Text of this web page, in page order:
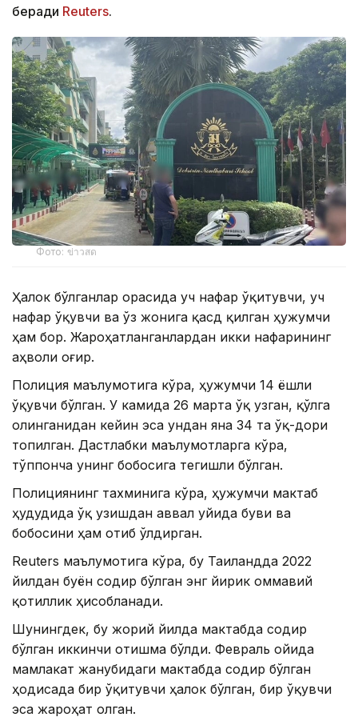
беради Reuters.
Фото: ข่าวสด
Ҳалок бўлганлар орасида уч нафар ўқитувчи, уч
нафар ўқувчи ва ўз жонига қасд қилган ҳужумчи
ҳам бор. Жароҳатланганлардан икки нафарининг
аҳволи оғир.
Полиция маълумотига кўра, ҳужумчи 14 ёшли
ўқувчи бўлган. У камида 26 марта ўқ узган, қўлга
олинганидан кейин эса ундан яна 34 та ўқ-дори
топилган. Дастлабки маълумотларга кўра,
тўппонча унинг бобосига тегишли бўлган.
Полициянинг тахминига кўра, ҳужумчи мактаб
ҳудудида ўқ узишдан аввал уйида буви ва
бобосини ҳам отиб ўлдирган.
Reuters маълумотига кўра, бу Таиландда 2022
йилдан буён содир бўлган энг йирик оммавий
қотиллик ҳисобланади.
Шунингдек, бу жорий йилда мактабда содир
бўлган иккинчи отишма бўлди. Февраль ойида
мамлакат жанубидаги мактабда содир бўлган
ҳодисада бир ўқитувчи ҳалок бўлган, бир ўқувчи
эса жароҳат олган.